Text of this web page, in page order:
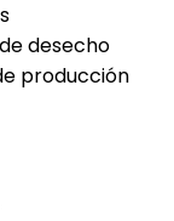
desecho
producción